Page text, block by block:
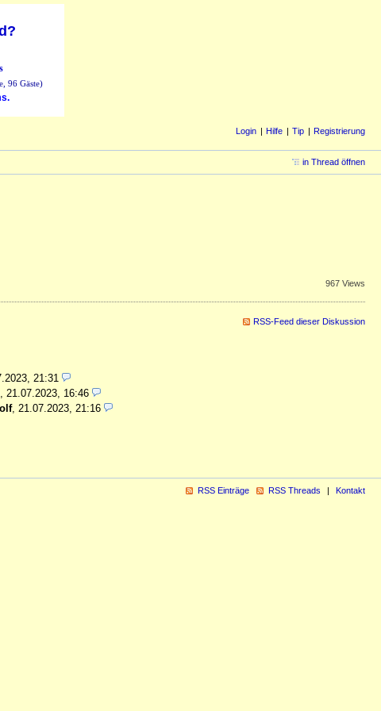
96 Gäste)
Login Hilfe Tip Registrierung
in Thread öffnen
967 Views
RSS-Feed dieser Diskussion
21:31
21.07.2023, 16:46
, 21.07.2023, 21:16
RSS Einträge RSS Threads Kontakt